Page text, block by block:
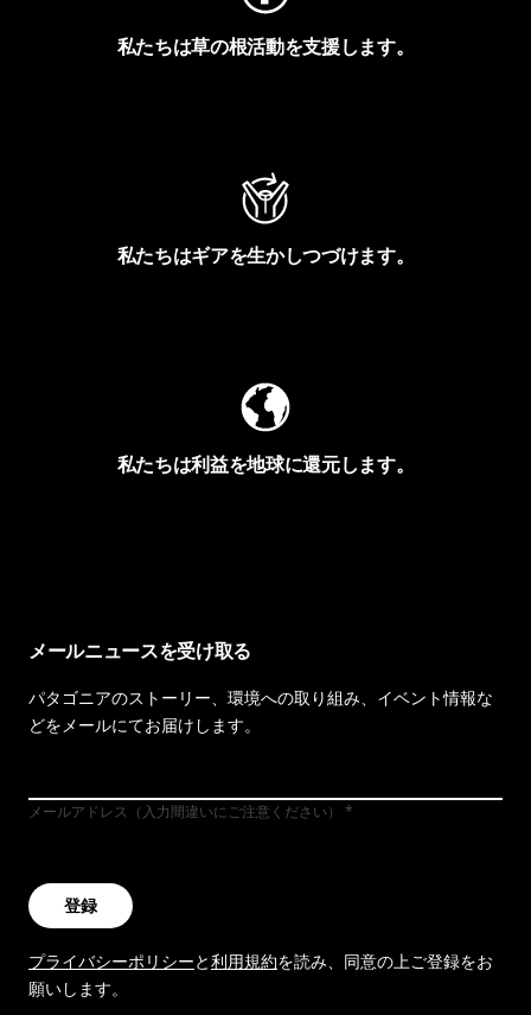
私たちは草の根活動を支援します。
私たちはギアを生かしつづけます。
私たちは利益を地球に還元します。
メールニュースを受け取る
パタゴニアのストーリー、環境への取り組み、イベント情報な
どをメールにてお届けします。
メールアドレス（入力間違いにご注意ください）
登録
プライバシーポリシーと利用規約を読み、同意の上ご登録をお
願いします。